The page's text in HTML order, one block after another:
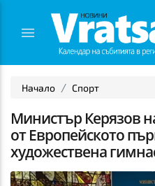
Начало Спорт
Министър Керязов
от Европейското
художествена